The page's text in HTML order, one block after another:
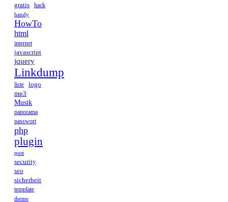
gratis hack
handy
HowTo
html
internet
javascript
jquery
Linkdump
liste
logo
mp3
Musik
panorama
passwort
php
plugin
post
security
seo
sicherheit
template
theme